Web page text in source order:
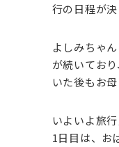
行の日程が決
よしみちゃ
が続いてお
いた後もお
いよいよ旅
1日目は、お